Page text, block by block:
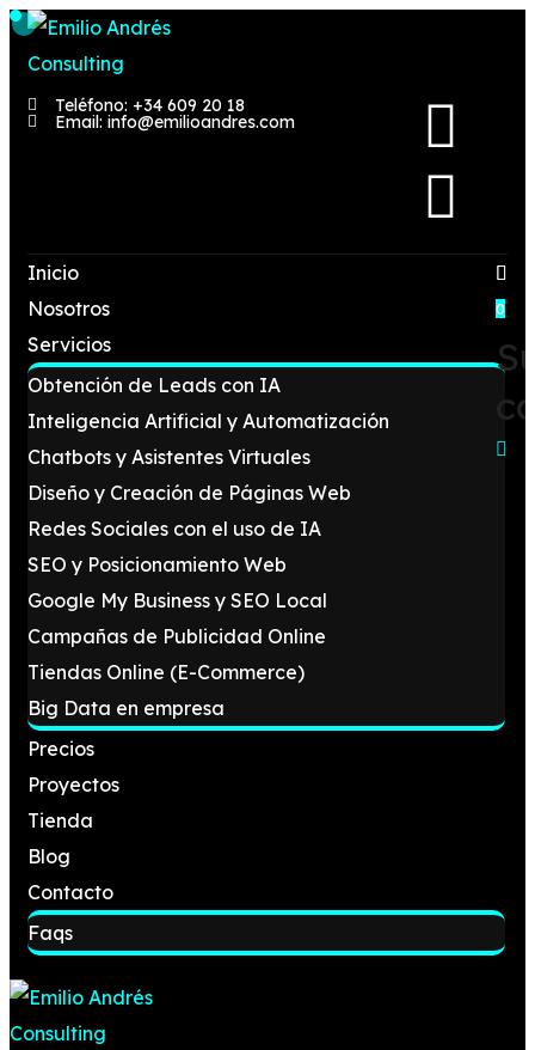
Teléfono: +34 609 20 18
Email: info@emilioandres.com
Inicio
Nosotros
Servicios
Obtención de Leads con IA
Inteligencia Artificial y Automatización
Chatbots y Asistentes Virtuales
Diseño y Creación de Páginas Web
Redes Sociales con el uso de IA
SEO y Posicionamiento Web
Google My Business y SEO Local
Campañas de Publicidad Online
Tiendas Online (E-Commerce)
Big Data en empresa
Precios
Proyectos
Tienda
Blog
Contacto
Faqs
0